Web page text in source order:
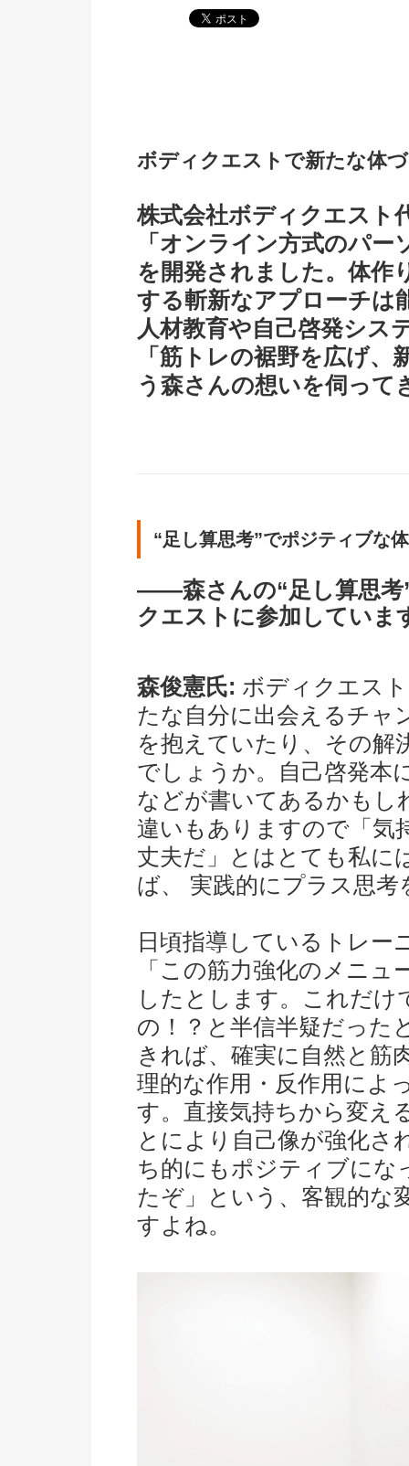
ボディクエストで新たな体
株式会社ボディクエスト
「オンライン方式のパ
を開発されました。体作
する斬新なアプローチは
人材教育や自己啓発シス
「筋トレの裾野を広げ
う森さんの想いを伺って
“足し算思考”でポジティブな
――森さんの“足し算思考
クエストに参加していま
森俊憲氏: ボディクエス
たな自分に出会えるチャ
を抱えていたり、その解
でしょうか。自己啓発本
などが書いてあるかもし
違いもありますので「気
丈夫だ」とはとても私に
ば、 実践的にプラス思
日頃指導しているトレー
「この筋力強化のメニ
したとします。これだ
の！？と半信半疑だった
きれば、確実に自然と筋
理的な作用・反作用によ
す。直接気持ちから変え
とにより自己像が強化さ
ち的にもポジティブにな
たぞ」という、客観的な
すよね。